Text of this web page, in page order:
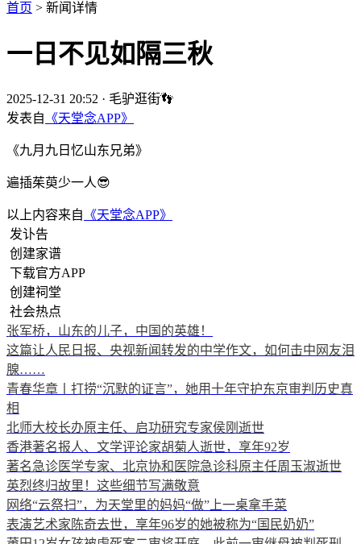
首页 > 新闻详情
一日不见如隔三秋
2025-12-31 20:52 · 毛驴逛街👣
发表自 《天堂念APP》
《九月九日忆山东兄弟》
遍插茱萸少一人😎
以上内容来自 《天堂念APP》
发讣告
创建家谱
下载官方APP
创建祠堂
社会热点
张军桥，山东的儿子，中国的英雄！
这篇让人民日报、央视新闻转发的中学作文，如何击中网友泪
腺……
青春华章丨打捞“沉默的证言”，她用十年守护东京审判历史真
相
北师大校长办原主任、启功研究专家侯刚逝世
香港著名报人、文学评论家胡菊人逝世，享年92岁
著名急诊医学专家、北京协和医院急诊科原主任周玉淑逝世
英烈终归故里！这些细节写满敬意
网络“云祭扫”，为天堂里的妈妈“做”上一桌拿手菜
表演艺术家陈奇去世，享年96岁的她被称为“国民奶奶”